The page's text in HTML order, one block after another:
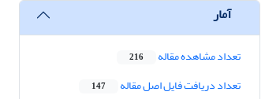
آمار
تعداد مشاهده مقاله 216
تعداد دریافت فایل اصل مقاله 147